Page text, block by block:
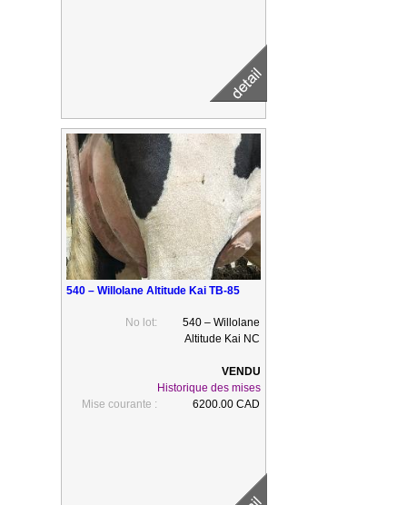
540 – Willolane Altitude Kai TB-85
No lot:
540 – Willolane
Altitude Kai NC
Historique des mises
Mise courante :
6200.00 CAD